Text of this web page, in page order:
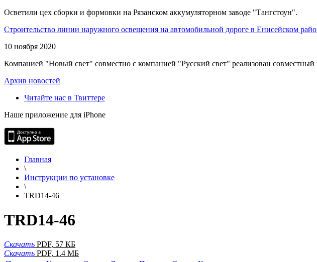
Осветили цех сборки и формовки на Рязанском аккумуляторном заводе "Тангстоун".
Строительство линии наружного освещения на автомобильной дороге в Енисейском
10 ноября 2020
Компанией "Новый свет" совместно с компанией "Русский свет" реализован
Архив новостей
Читайте нас в Твиттере
Наше приложение для iPhone
Главная
\
Инструкции по установке
\
TRD14-46
TRD14-46
Скачать PDF, 57 КБ
Скачать PDF, 1.4 МБ